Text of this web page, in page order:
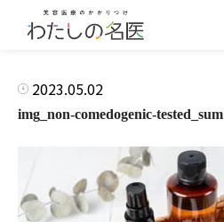
2023.05.02
img_non-comedogenic-tested_sum